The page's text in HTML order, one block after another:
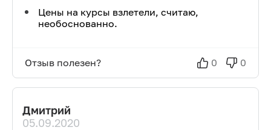
Цены на курсы взлетели, считаю,
необоснованно.
Отзыв полезен? 0 0
Дмитрий
05.09.2020